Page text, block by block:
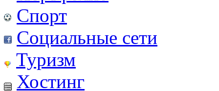
Спорт
Социальные сети
Туризм
Хостинг